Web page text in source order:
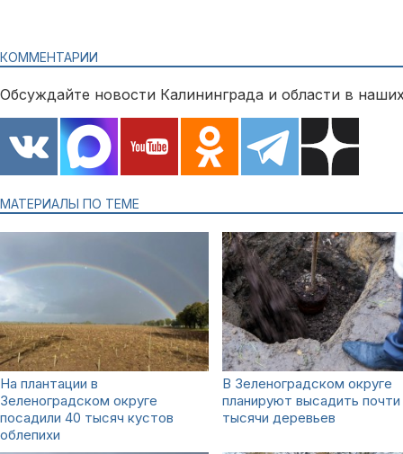
КОММЕНТАРИИ
Обсуждайте новости Калининграда и области в
МАТЕРИАЛЫ ПО ТЕМЕ
На плантации в
Зеленоградском округе
посадили 40 тысяч кустов
облепихи
В Зеленоградском округе
планируют высадить
тысячи деревьев